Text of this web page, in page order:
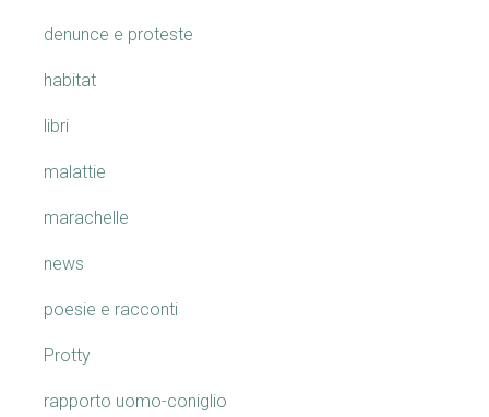
denunce e proteste
habitat
libri
malattie
marachelle
news
poesie e racconti
Protty
rapporto uomo-coniglio